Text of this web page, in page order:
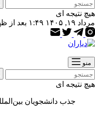
هیچ نتیجه ای
مرداد ۱۹, ۱۴۰۵ ۱:۴۹ بعد از ظهر
منو
هیچ نتیجه ای
جذب دانشجویان